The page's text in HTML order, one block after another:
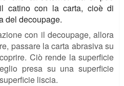
catino con la carta, cioè di
del decoupage.
con il decoupage, allora
passare la carta abrasiva su
Ciò rende la superficie
presa su una superficie
liscia.